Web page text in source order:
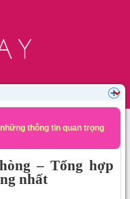
thông tin quan trọng
– Tổng hợp
nhất